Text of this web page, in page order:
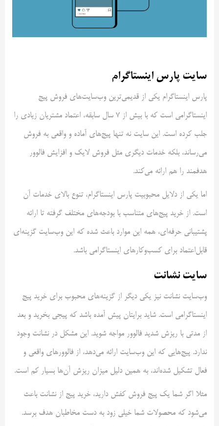
سایت پارس اینستاگرام
پارس اینستاگرام یکی از قدیمی‌ترین وب‌سایت‌های فروش پیج
اینستاگرامی است که با بیش از ۷ سال سابقه، اعتماد مشتریان زیادی را
جلب کرده است. این سایت نه تنها پیج‌های آماده و واقعی به فروش
می‌رساند، بلکه خدمات دیگری مثل فروش لایک و افزایش فالوور
هدفمند را هم ارائه می‌کند.
اما یکی از دلایل محبوبیت پارس اینستاگرام، تنوع بالای خدمات آن
است. از خرید پیج‌های متناسب با بودجه‌های مختلف گرفته تا ارائه
پشتیبانی حرفه‌ای، همه این موارد باعث شده که این وب‌سایت گزینه‌ای
قابل‌اعتماد برای کسب‌وکارهای اینستاگرامی باشد.
سایت نشانت
وب‌سایت نشانت نیز یکی دیگر از گزینه‌های محبوب برای خرید پیج
اینستاگرامی است. شاید برایتان پیش آمده باشد که پیجی بخرید و بعد
از مدتی با ریزش شدید فالوور مواجه شوید. این مشکل در نشانت وجود
ندارد. پیج‌هایی که این وب‌سایت ارائه می‌دهد، از فالوورهای واقعی و
فعال تشکیل شده‌اند، به همین دلیل میزان ریزش آن‌ها بسیار کم است.
مثلا اگر شما یک پیج فروش کفش دارید، خرید پیج از نشانت باعث
می‌شود که محصولات شما خیلی زود به دست مخاطبان هدف برسد.